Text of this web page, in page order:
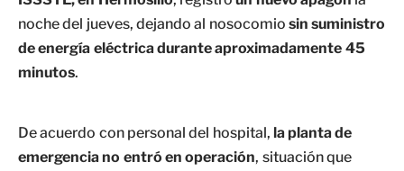
noche del jueves, dejando al nosocomio sin suministro
de energía eléctrica durante aproximadamente 45
minutos.
De acuerdo con personal del hospital, la planta de
emergencia no entró en operación, situación que